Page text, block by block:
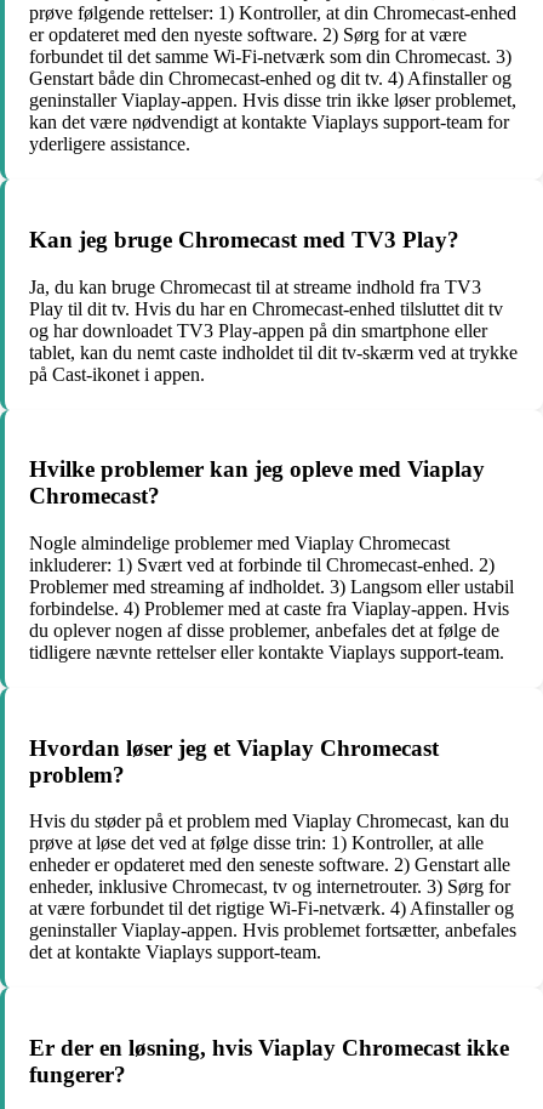
prøve følgende rettelser: 1) Kontroller, at din Chromecast-enhed
er opdateret med den nyeste software. 2) Sørg for at være
forbundet til det samme Wi-Fi-netværk som din Chromecast. 3)
Genstart både din Chromecast-enhed og dit tv. 4) Afinstaller og
geninstaller Viaplay-appen. Hvis disse trin ikke løser problemet,
kan det være nødvendigt at kontakte Viaplays support-team for
yderligere assistance.
Kan jeg bruge Chromecast med TV3 Play?
Ja, du kan bruge Chromecast til at streame indhold fra TV3
Play til dit tv. Hvis du har en Chromecast-enhed tilsluttet dit tv
og har downloadet TV3 Play-appen på din smartphone eller
tablet, kan du nemt caste indholdet til dit tv-skærm ved at trykke
på Cast-ikonet i appen.
Hvilke problemer kan jeg opleve med Viaplay
Chromecast?
Nogle almindelige problemer med Viaplay Chromecast
inkluderer: 1) Svært ved at forbinde til Chromecast-enhed. 2)
Problemer med streaming af indholdet. 3) Langsom eller ustabil
forbindelse. 4) Problemer med at caste fra Viaplay-appen. Hvis
du oplever nogen af disse problemer, anbefales det at følge de
tidligere nævnte rettelser eller kontakte Viaplays support-team.
Hvordan løser jeg et Viaplay Chromecast
problem?
Hvis du støder på et problem med Viaplay Chromecast, kan du
prøve at løse det ved at følge disse trin: 1) Kontroller, at alle
enheder er opdateret med den seneste software. 2) Genstart alle
enheder, inklusive Chromecast, tv og internetrouter. 3) Sørg for
at være forbundet til det rigtige Wi-Fi-netværk. 4) Afinstaller og
geninstaller Viaplay-appen. Hvis problemet fortsætter, anbefales
det at kontakte Viaplays support-team.
Er der en løsning, hvis Viaplay Chromecast ikke
fungerer?